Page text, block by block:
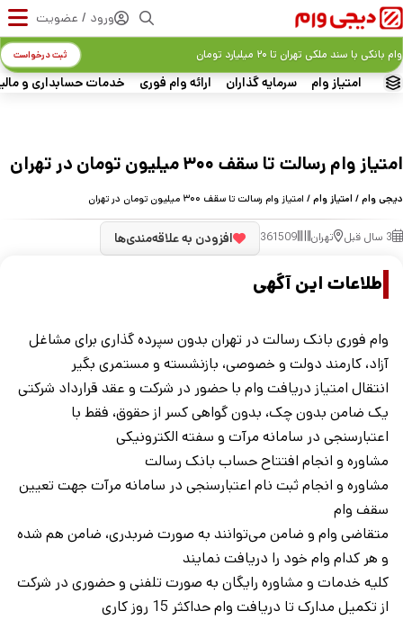
ورود / عضویت
امتیاز وام سرمایه گذاران ارائه وام فوری خدمات حسابداری و
وام بانکی با سند ملکی تهران تا ۲۰ میلیارد تومان ثبت درخواست
امتیاز وام رسالت تا سقف ۳۰۰ میلیون تومان در تهران
دیجی وام/ امتیاز وام/ امتیاز وام رسالت تا سقف ۳۰۰ میلیون تومان در تهران
3 سال قبل تهران 361509 افزودن به علاقه‌مندی‌ها
اطلاعات این آگهی
وام فوری بانک رسالت در تهران بدون سپرده گذاری برای مشاغل
آزاد، کارمند دولت و خصوصی، بازنشسته و مستمری بگیر
انتقال امتیاز دریافت وام با حضور در شرکت و عقد قرارداد شرکتی
یک ضامن بدون چک، بدون گواهی کسر از حقوق، فقط با
اعتبارسنجی در سامانه مرآت و سفته الکترونیکی
مشاوره و انجام افتتاح حساب بانک رسالت
مشاوره و انجام ثبت نام اعتبارسنجی در سامانه مرآت جهت تعیین
سقف وام
متقاضی وام و ضامن می‌توانند به صورت ضربدری، ضامن هم شده
و هر کدام وام خود را دریافت نمایند
کلیه خدمات و مشاوره رایگان به صورت تلفنی و حضوری در شرکت
از تکمیل مدارک تا دریافت وام حداکثر 15 روز کاری